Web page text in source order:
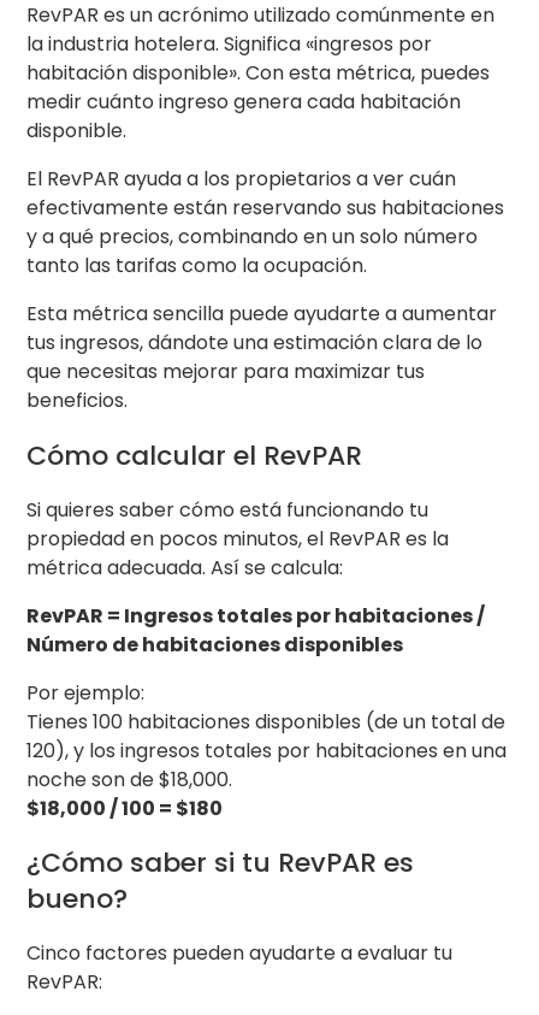
RevPAR es un acrónimo utilizado comúnmente en
la industria hotelera. Significa «ingresos por
habitación disponible». Con esta métrica, puedes
medir cuánto ingreso genera cada habitación
disponible.
El RevPAR ayuda a los propietarios a ver cuán
efectivamente están reservando sus habitaciones
y a qué precios, combinando en un solo número
tanto las tarifas como la ocupación.
Esta métrica sencilla puede ayudarte a aumentar
tus ingresos, dándote una estimación clara de lo
que necesitas mejorar para maximizar tus
beneficios.
Cómo calcular el RevPAR
Si quieres saber cómo está funcionando tu
propiedad en pocos minutos, el RevPAR es la
métrica adecuada. Así se calcula:
RevPAR = Ingresos totales por habitaciones /
Número de habitaciones disponibles
Por ejemplo:
Tienes 100 habitaciones disponibles (de un total de
120), y los ingresos totales por habitaciones en una
noche son de $18,000.
$18,000 / 100 = $180
¿Cómo saber si tu RevPAR es
bueno?
Cinco factores pueden ayudarte a evaluar tu
RevPAR: